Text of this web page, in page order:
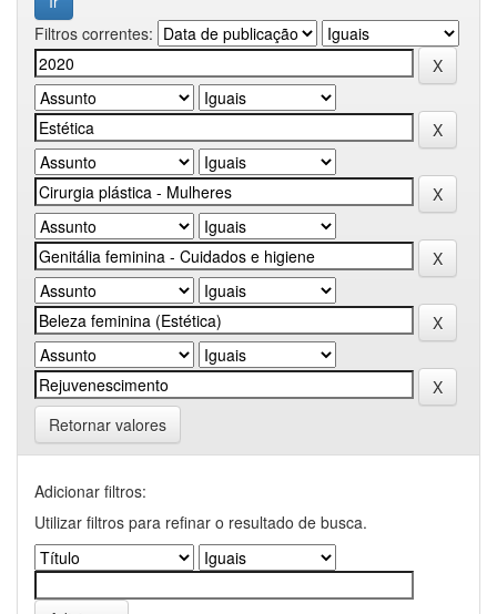
Filtros correntes:
Retornar valores
Adicionar filtros:
Utilizar filtros para refinar o resultado de busca.